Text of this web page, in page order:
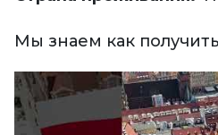
Мы знаем как